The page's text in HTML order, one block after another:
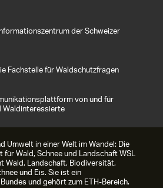
der Schweizer
Fachstelle für Waldschutzfragen
von und für
Umwelt in einer Welt im Wandel: Die
Wald, Schnee und Landschaft WSL
Landschaft, Biodiversität,
und Eis. Sie ist ein
und gehört zum ETH-Bereich.